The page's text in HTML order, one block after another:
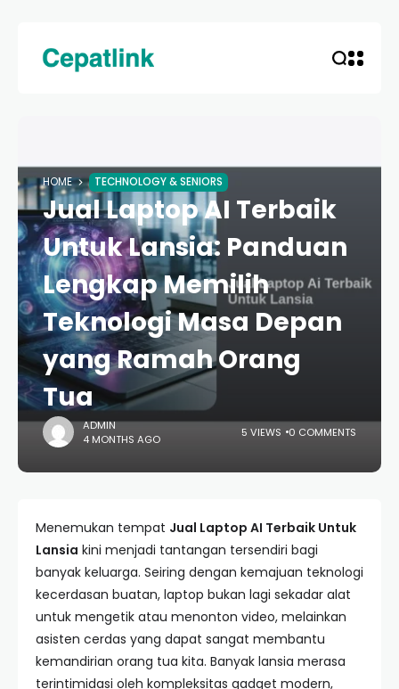
HOME TECHNOLOGY & SENIORS
Jual Laptop AI Terbaik
Untuk Lansia: Panduan
Lengkap Memilih
Teknologi Masa Depan
yang Ramah Orang
Tua
ADMIN
4 MONTHS AGO
5 VIEWS 0 COMMENTS
Menemukan tempat Jual Laptop AI Terbaik Untuk
Lansia kini menjadi tantangan tersendiri bagi
banyak keluarga. Seiring dengan kemajuan teknologi
kecerdasan buatan, laptop bukan lagi sekadar alat
untuk mengetik atau menonton video, melainkan
asisten cerdas yang dapat sangat membantu
kemandirian orang tua kita. Banyak lansia merasa
terintimidasi oleh kompleksitas gadget modern,